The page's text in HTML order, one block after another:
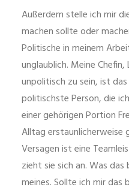
Außerdem stelle ich mir
machen sollte oder
Politische in meinem
unglaublich. Meine
unpolitisch zu sein, ist
politischste Person, die
einer gehörigen Portion
Alltag erstaunlicherweise
Versagen ist eine
zieht sie sich an. Was das
meines. Sollte ich mir das